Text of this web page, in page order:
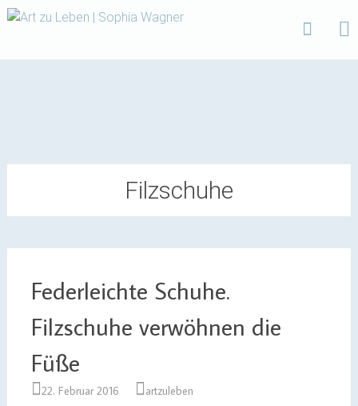
Art zu Leben | Sophia
Filzschuhe
Federleichte Schuhe.
Filzschuhe verwöhnen die
Füße
22. Februar 2016 artzuleben